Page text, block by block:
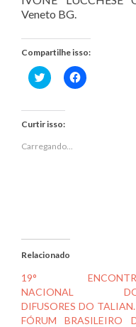
Veneto BG.
Compartilhe isso:
Clique
para
Twitter(abre
em
nova
janela)
Clique
para
Curtir isso:
Carregando...
Relacionado
19°
NACIONAL
DIFUSORES DO
FÓRUM BRASILEIRO